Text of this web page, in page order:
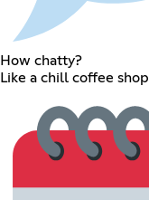
How chatty?
Like a chill coffee shop